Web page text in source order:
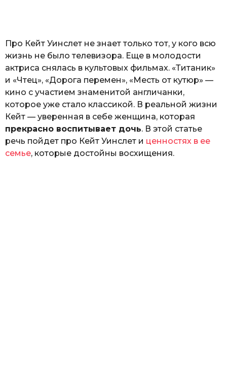
Про Кейт Уинслет не знает только тот, у кого всю
жизнь не было телевизора. Еще в молодости
актриса снялась в культовых фильмах. «Титаник»
и «Чтец», «Дорога перемен», «Месть от кутюр» —
кино с участием знаменитой англичанки,
которое уже стало классикой. В реальной жизни
Кейт — уверенная в себе женщина, которая
прекрасно воспитывает дочь. В этой статье
речь пойдет про Кейт Уинслет и ценностях в ее
семье, которые достойны восхищения.